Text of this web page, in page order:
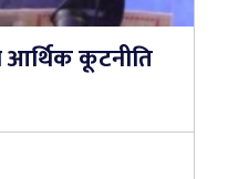
आर्थिक कूटनीति